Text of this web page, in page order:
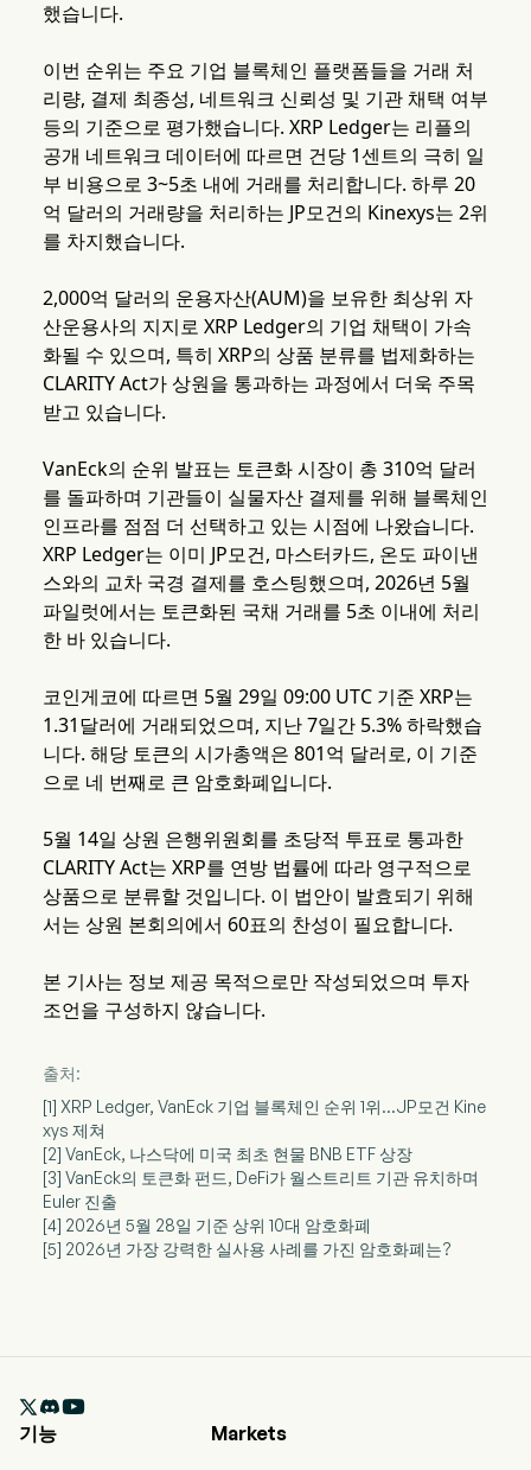
했습니다.
이번 순위는 주요 기업 블록체인 플랫폼들을 거래 처
리량, 결제 최종성, 네트워크 신뢰성 및 기관 채택 여부
등의 기준으로 평가했습니다. XRP Ledger는 리플의
공개 네트워크 데이터에 따르면 건당 1센트의 극히 일
부 비용으로 3~5초 내에 거래를 처리합니다. 하루 20
억 달러의 거래량을 처리하는 JP모건의 Kinexys는 2위
를 차지했습니다.
2,000억 달러의 운용자산(AUM)을 보유한 최상위 자
산운용사의 지지로 XRP Ledger의 기업 채택이 가속
화될 수 있으며, 특히 XRP의 상품 분류를 법제화하는
CLARITY Act가 상원을 통과하는 과정에서 더욱 주목
받고 있습니다.
VanEck의 순위 발표는 토큰화 시장이 총 310억 달러
를 돌파하며 기관들이 실물자산 결제를 위해 블록체인
인프라를 점점 더 선택하고 있는 시점에 나왔습니다.
XRP Ledger는 이미 JP모건, 마스터카드, 온도 파이낸
스와의 교차 국경 결제를 호스팅했으며, 2026년 5월
파일럿에서는 토큰화된 국채 거래를 5초 이내에 처리
한 바 있습니다.
코인게코에 따르면 5월 29일 09:00 UTC 기준 XRP는
1.31달러에 거래되었으며, 지난 7일간 5.3% 하락했습
니다. 해당 토큰의 시가총액은 801억 달러로, 이 기준
으로 네 번째로 큰 암호화폐입니다.
5월 14일 상원 은행위원회를 초당적 투표로 통과한
CLARITY Act는 XRP를 연방 법률에 따라 영구적으로
상품으로 분류할 것입니다. 이 법안이 발효되기 위해
서는 상원 본회의에서 60표의 찬성이 필요합니다.
본 기사는 정보 제공 목적으로만 작성되었으며 투자
조언을 구성하지 않습니다.
출처:
[1] XRP Ledger, VanEck 기업 블록체인 순위 1위…JP모건 Kine
xys 제쳐
[2] VanEck, 나스닥에 미국 최초 현물 BNB ETF 상장
[3] VanEck의 토큰화 펀드, DeFi가 월스트리트 기관 유치하며
Euler 진출
[4] 2026년 5월 28일 기준 상위 10대 암호화폐
[5] 2026년 가장 강력한 실사용 사례를 가진 암호화폐는?

기능
Markets